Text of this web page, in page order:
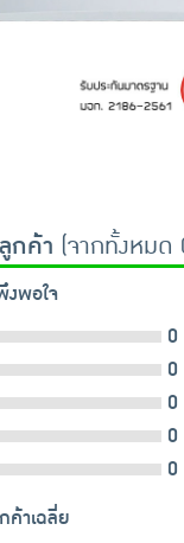
กค้า (จากทั้งหมด
งพอใจ
0
0
0
0
0
ค้าเฉลี่ย